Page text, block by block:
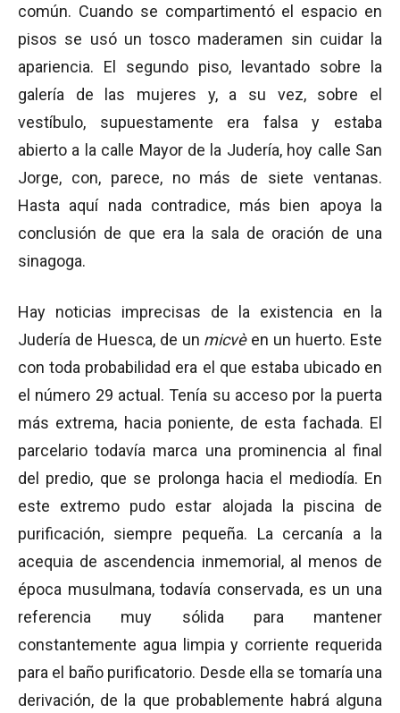
común. Cuando se compartimentó el espacio en
pisos se usó un tosco maderamen sin cuidar la
apariencia. El segundo piso, levantado sobre la
galería de las mujeres y, a su vez, sobre el
vestíbulo, supuestamente era falsa y estaba
abierto a la calle Mayor de la Judería, hoy calle San
Jorge, con, parece, no más de siete ventanas.
Hasta aquí nada contradice, más bien apoya la
conclusión de que era la sala de oración de una
sinagoga.
Hay noticias imprecisas de la existencia en la
Judería de Huesca, de un micvèen un huerto. Este
con toda probabilidad era el que estaba ubicado en
el número 29 actual. Tenía su acceso por la puerta
más extrema, hacia poniente, de esta fachada. El
parcelario todavía marca una prominencia al final
del predio, que se prolonga hacia el mediodía. En
este extremo pudo estar alojada la piscina de
purificación, siempre pequeña. La cercanía a la
acequia de ascendencia inmemorial, al menos de
época musulmana, todavía conservada, es un una
referencia muy sólida para mantener
constantemente agua limpia y corriente requerida
para el baño purificatorio. Desde ella se tomaría una
derivación, de la que probablemente habrá alguna